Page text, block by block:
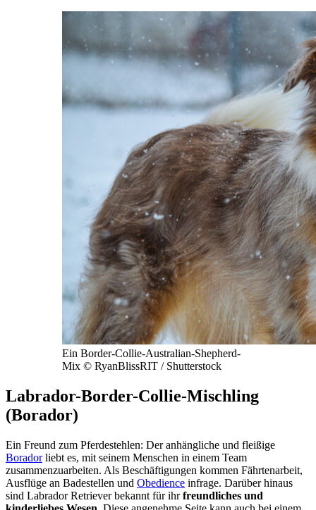
Ein Border-Collie-Australian-Shepherd-
Mix © RyanBlissRIT / Shutterstock
Labrador-Border-Collie-Mischling
(Borador)
Ein Freund zum Pferdestehlen: Der anhängliche und fleißige
Boradorliebt es, mit seinem Menschen in einem Team
zusammenzuarbeiten. Als Beschäftigungen kommen Fährtenarbeit,
Ausflüge an Badestellen und Obedience infrage. Darüber hinaus
sind Labrador Retriever bekannt für ihrfreundliches und